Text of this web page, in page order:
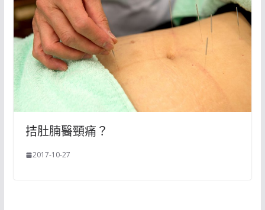
拮肚腩醫頸痛？
2017-10-27